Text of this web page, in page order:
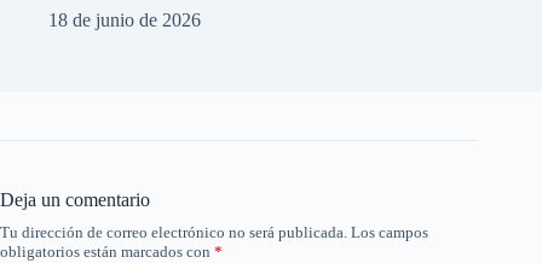
18 de junio de 2026
Deja un comentario
Tu dirección de correo electrónico no será publicada. Los campos
obligatorios están marcados con *